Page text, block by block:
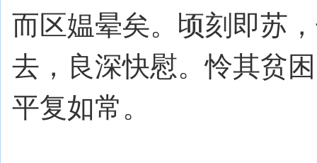
而区媪晕矣。顷刻即苏
去，良深快慰。怜其贫
平复如常。